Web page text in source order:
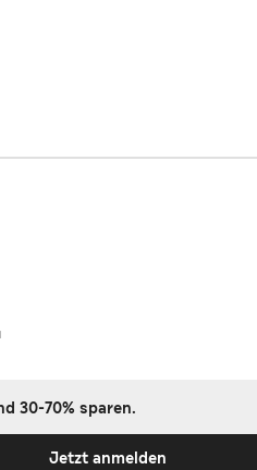
30-70% sparen.
Jetzt anmelden